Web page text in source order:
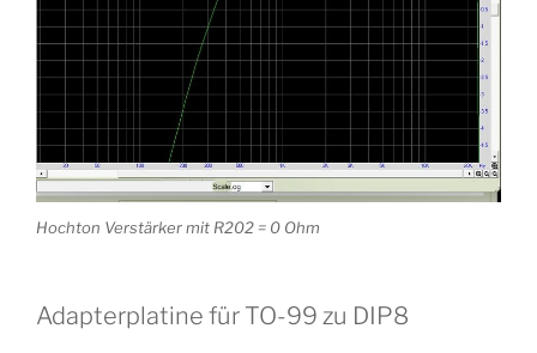
Hochton Verstärker mit R202 = 0 Ohm
Adapterplatine für TO-99 zu DIP8